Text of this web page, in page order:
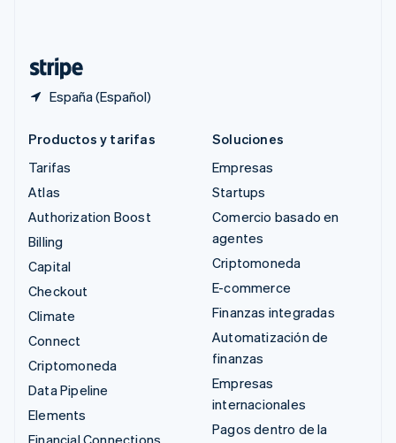
España (Español)
Productos y tarifas
Tarifas
Atlas
Authorization Boost
Billing
Capital
Checkout
Climate
Connect
Criptomoneda
Data Pipeline
Elements
Soluciones
Empresas
Startups
Comercio basado en
agentes
Criptomoneda
E-commerce
Finanzas integradas
Automatización de
finanzas
Empresas
internacionales
Pagos dentro de la